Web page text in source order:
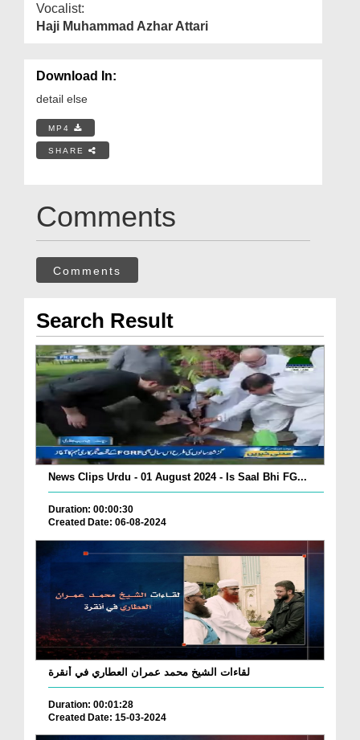
Vocalist:
Haji Muhammad Azhar Attari
Download In:
detail else
MP4
SHARE
Comments
Comments
Search Result
News Clips Urdu - 01 August 2024 - Is Saal Bhi FG...
Duration: 00:00:30
Created Date: 06-08-2024
لقاءات الشيخ محمد عمران العطاري في أنقرة
Duration: 00:01:28
Created Date: 15-03-2024